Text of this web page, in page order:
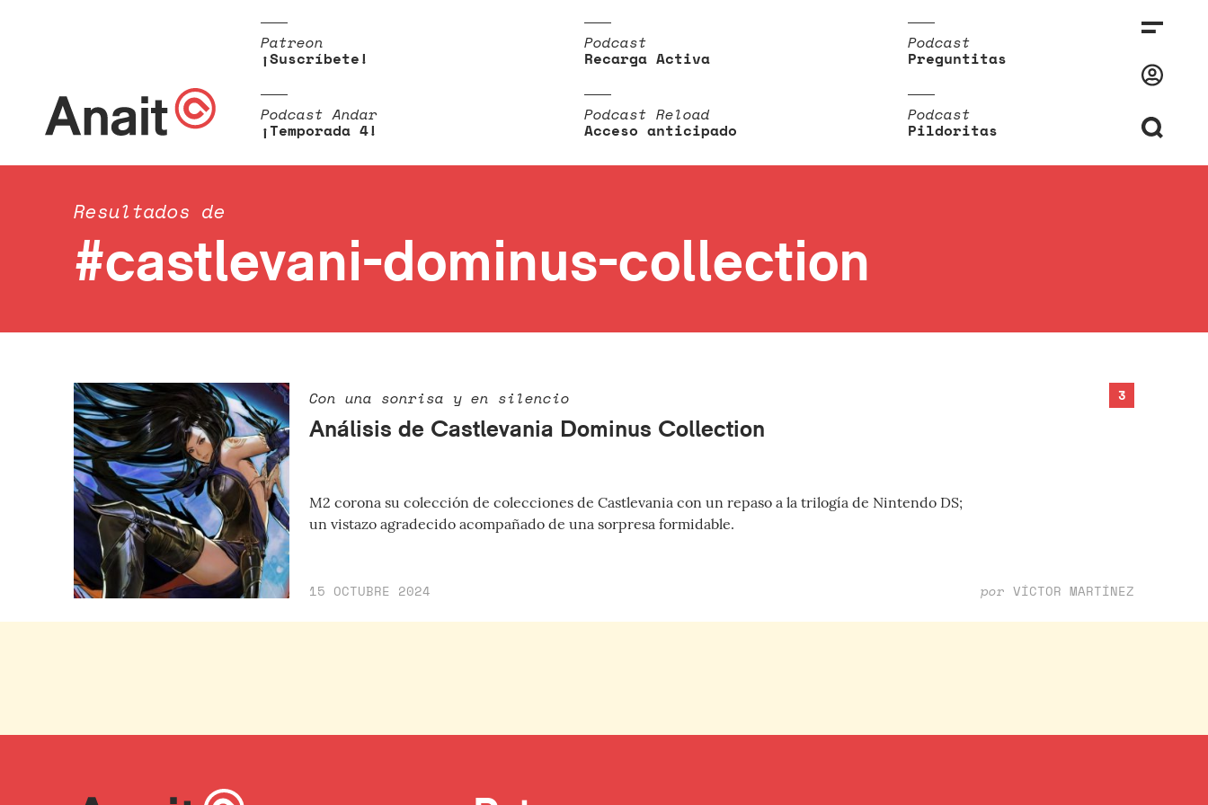
Patreon
¡Suscríbete!
Podcast
Recarga Activa
Podcast
Preguntitas
Podcast Andar
¡Temporada 4!
Podcast Reload
Acceso anticipado
Podcast
Pildoritas
Resultados de
#castlevani-dominus-collection
3
Con una sonrisa y en silencio
Análisis de Castlevania Dominus Collection
M2 corona su colección de colecciones de Castlevania con un repaso a la trilogía de Nintendo DS;
un vistazo agradecido acompañado de una sorpresa formidable.
15 OCTUBRE 2024 por VÍCTOR MARTÍNEZ